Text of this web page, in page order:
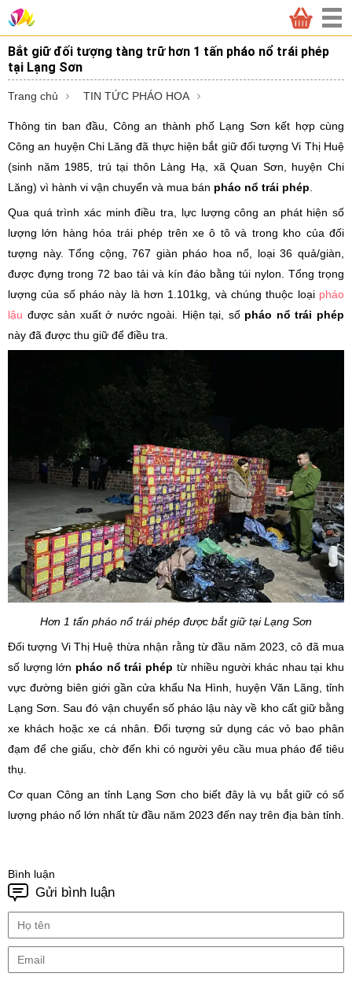
Bắt giữ đối tượng tàng trữ hơn 1 tấn pháo nổ trái phép
tại Lạng Sơn
Trang chủ TIN TỨC PHÁO HOA
Thông tin ban đầu, Công an thành phố Lạng Sơn kết hợp cùng
Công an huyện Chi Lăng đã thực hiện bắt giữ đối tượng Vi Thị Huệ
(sinh năm 1985, trú tại thôn Làng Hạ, xã Quan Sơn, huyện Chi
Lăng) vì hành vi vận chuyển và mua bán pháo nổ trái phép
Qua quá trình xác minh điều tra, lực lượng công an phát hiện số
lượng lớn hàng hóa trái phép trên xe ô tô và trong kho của đối
tượng này. Tổng cộng, 767 giàn pháo hoa nổ, loại 36 quả/giàn,
được đựng trong 72 bao tải và kín đáo bằng túi nylon. Tổng trọng
lượng của số pháo này là hơn 1.101kg, và chúng thuộc loại pháo
lậu được sản xuất ở nước ngoài. Hiện tại, số pháo nổ trái phép
này đã được thu giữ để điều tra.
Hơn 1 tấn pháo nổ trái phép được bắt giữ tại Lạng Sơn
Đối tượng Vi Thị Huệ thừa nhận rằng từ đầu năm 2023, cô đã mua
số lượng lớn pháo nổ trái phép từ nhiều người khác nhau tại khu
vực đường biên giới gần cửa khẩu Na Hình, huyện Văn Lãng, tỉnh
Lạng Sơn. Sau đó vận chuyển số pháo lậu này về kho cất giữ bằng
xe khách hoặc xe cá nhân. Đối tượng sử dụng các vỏ bao phân
đạm để che giấu, chờ đến khi có người yêu cầu mua pháo để tiêu
thụ.
Cơ quan Công an tỉnh Lạng Sơn cho biết đây là vụ bắt giữ có số
lượng pháo nổ lớn nhất từ đầu năm 2023 đến nay trên địa bàn tỉnh.
Bình luận
Gửi bình luận